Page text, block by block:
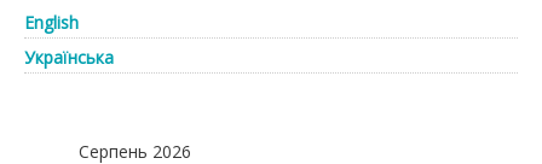
English
Українська
Серпень 2026